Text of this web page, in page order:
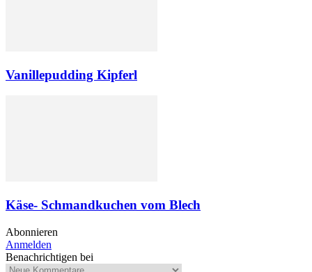
Vanillepudding Kipferl
Käse- Schmandkuchen vom Blech
Abonnieren
Anmelden
Benachrichtigen bei